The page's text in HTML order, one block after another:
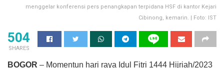
menggelar konferensi pers penangkapan terpidana HSF di kantor Kejari
Cibinong, kemarin. | Foto: IST
504
SHARES
BOGOR – Momentun hari raya Idul Fitri 1444 Hijriah/2023